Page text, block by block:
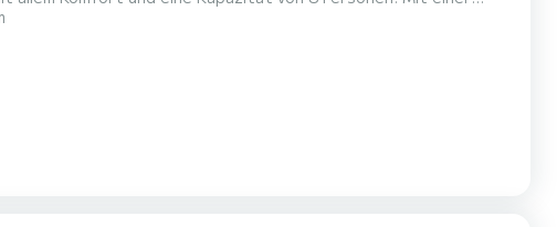
einen einzigartigen Urlaub auf dem Wasser in der Umgebung